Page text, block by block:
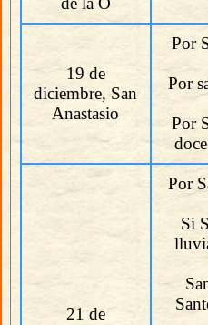
19 de
diciembre, San
Anastasio
Por
Por
Por
21 de
Por
Si